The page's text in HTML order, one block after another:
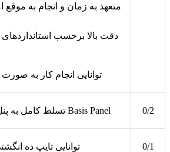
متعهد به زمان و انجام به موقع
دقت بالا برحسب
توانایی انجام کار به
تسلط کامل به پنل مدیریتی Basis Panel 0/2
توانایی تایپ ده 0/1